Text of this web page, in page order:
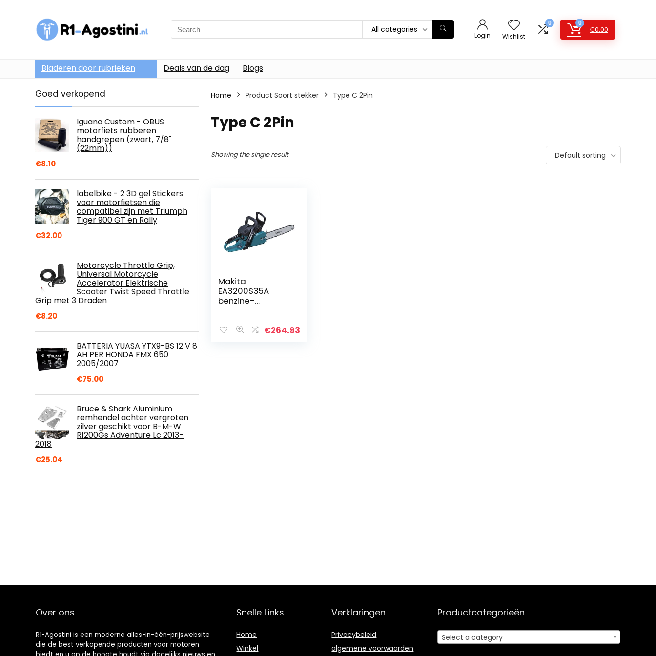
Search
for:
All categories
Login Wishlist
0 0
€0.00
Bladeren door rubrieken Deals van de dag Blogs
Goed verkopend
Iguana Custom - OBUS
motorfiets rubberen
handgrepen (zwart, 7/8"
(22mm))
€8.10
labelbike - 2 3D gel Stickers
voor motorfietsen die
compatibel zijn met Triumph
Tiger 900 GT en Rally
€32.00
Motorcycle Throttle Grip,
Universal Motorcycle
Accelerator Elektrische
Scooter Twist Speed ​​Throttle
Grip met 3 Draden
€8.20
BATTERIA YUASA YTX9-BS 12 V 8
AH PER HONDA FMX 650
2005/2007
€75.00
Bruce & Shark Aluminium
remhendel achter vergroten
zilver geschikt voor B-M-W
R1200Gs Adventure Lc 2013-
2018
€25.04
Home Product Soort stekker Type C 2Pin
Type C 2Pin
Showing the single result Default sorting
Makita
EA3200S35A
benzine-
€264.93
Over ons
R1-Agostini is een moderne alles-in-één-prijswebsite
die de best verkopende producten voor motoren
Snelle Links
Home
Winkel
Verklaringen
Privacybeleid
algemene voorwaarden
Productcategorieën
Select a category